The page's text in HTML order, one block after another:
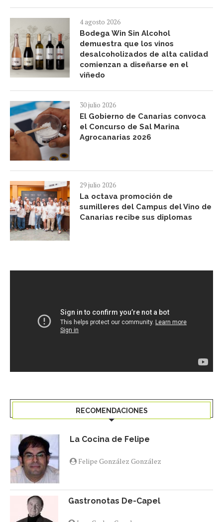
4 agosto 2026
Bodega Win Sin Alcohol
demuestra que los vinos
desalcoholizados de alta calidad
comienzan a diseñarse en el
viñedo
30 julio 2026
El Gobierno de Canarias convoca
el Concurso de Sal Marina
Agrocanarias 2026
29 julio 2026
La octava promoción de
sumilleres del Campus del Vino de
Canarias recibe sus diplomas
RECOMENDACIONES
La Cocina de Felipe
Felipe González González
Gastronotas De-Capel